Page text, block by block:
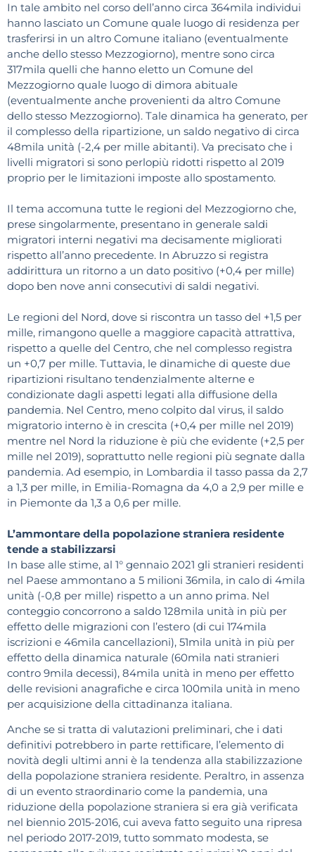
In tale ambito nel corso dell’anno circa 364mila individui
hanno lasciato un Comune quale luogo di residenza per
trasferirsi in un altro Comune italiano (eventualmente
anche dello stesso Mezzogiorno), mentre sono circa
317mila quelli che hanno eletto un Comune del
Mezzogiorno quale luogo di dimora abituale
(eventualmente anche provenienti da altro Comune
dello stesso Mezzogiorno). Tale dinamica ha generato, per
il complesso della ripartizione, un saldo negativo di circa
48mila unità (-2,4 per mille abitanti). Va precisato che i
livelli migratori si sono perlopiù ridotti rispetto al 2019
proprio per le limitazioni imposte allo spostamento.
Il tema accomuna tutte le regioni del Mezzogiorno che,
prese singolarmente, presentano in generale saldi
migratori interni negativi ma decisamente migliorati
rispetto all’anno precedente. In Abruzzo si registra
addirittura un ritorno a un dato positivo (+0,4 per mille)
dopo ben nove anni consecutivi di saldi negativi.
Le regioni del Nord, dove si riscontra un tasso del +1,5 per
mille, rimangono quelle a maggiore capacità attrattiva,
rispetto a quelle del Centro, che nel complesso registra
un +0,7 per mille. Tuttavia, le dinamiche di queste due
ripartizioni risultano tendenzialmente alterne e
condizionate dagli aspetti legati alla diffusione della
pandemia. Nel Centro, meno colpito dal virus, il saldo
migratorio interno è in crescita (+0,4 per mille nel 2019)
mentre nel Nord la riduzione è più che evidente (+2,5 per
mille nel 2019), soprattutto nelle regioni più segnate dalla
pandemia. Ad esempio, in Lombardia il tasso passa da 2,7
a 1,3 per mille, in Emilia-Romagna da 4,0 a 2,9 per mille e
in Piemonte da 1,3 a 0,6 per mille.
L’ammontare della popolazione straniera residente
tende a stabilizzarsi
In base alle stime, al 1° gennaio 2021 gli stranieri residenti
nel Paese ammontano a 5 milioni 36mila, in calo di 4mila
unità (-0,8 per mille) rispetto a un anno prima. Nel
conteggio concorrono a saldo 128mila unità in più per
effetto delle migrazioni con l’estero (di cui 174mila
iscrizioni e 46mila cancellazioni), 51mila unità in più per
effetto della dinamica naturale (60mila nati stranieri
contro 9mila decessi), 84mila unità in meno per effetto
delle revisioni anagrafiche e circa 100mila unità in meno
per acquisizione della cittadinanza italiana.
Anche se si tratta di valutazioni preliminari, che i dati
definitivi potrebbero in parte rettificare, l’elemento di
novità degli ultimi anni è la tendenza alla stabilizzazione
della popolazione straniera residente. Peraltro, in assenza
di un evento straordinario come la pandemia, una
riduzione della popolazione straniera si era già verificata
nel biennio 2015-2016, cui aveva fatto seguito una ripresa
nel periodo 2017-2019, tutto sommato modesta, se